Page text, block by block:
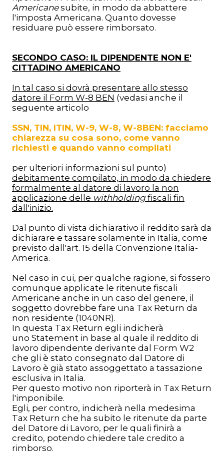
Americanesubite, in modo da abbattere
l'imposta Americana. Quanto dovesse
residuare può essere rimborsato.
SECONDO CASO: IL DIPENDENTE NON E'
CITTADINO AMERICANO
In tal caso si dovrà presentare allo stesso
datore il Form W-8 BEN (vedasi anche il
seguente articolo
SSN, TIN, ITIN, W-9, W-8, W-8BEN: facciamo
chiarezza su cosa sono, come vanno
richiesti e quando vanno compilati
per ulteriori informazioni sul punto)
debitamente compilato, in modo da chiedere
formalmente al datore di lavoro la non
applicazione delle withholding fiscali fin
dall'inizio.
Dal punto di vista dichiarativo il reddito sarà da
dichiarare e tassare solamente in Italia, come
previsto dall'art. 15 della Convenzione Italia-
America.
Nel caso in cui, per qualche ragione, si fossero
comunque applicate le ritenute fiscali
Americane anche in un caso del genere, il
soggetto dovrebbe fare una Tax Return da
non residente (1040NR).
In questa Tax Return egli indicherà
uno Statement in base al quale il reddito di
lavoro dipendente derivante dal Form W2
che gli è stato consegnato dal Datore di
Lavoro è già stato assoggettato a tassazione
esclusiva in Italia.
Per questo motivo non riporterà in Tax Return
l'imponibile.
Egli, per contro, indicherà nella medesima
Tax Return che ha subito le ritenute da parte
del Datore di Lavoro, per le quali finirà a
credito, potendo chiedere tale credito a
rimborso.